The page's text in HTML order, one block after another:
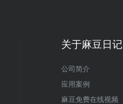
关于麻豆日记
公司简介
应用案例
麻豆免费在线视频